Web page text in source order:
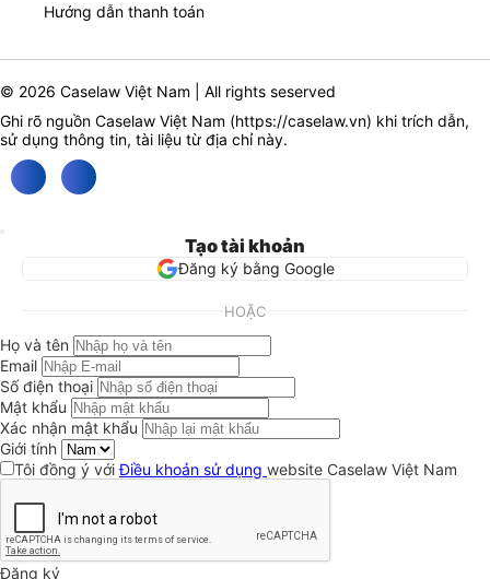
Hướng dẫn thanh toán
© 2026 Caselaw Việt Nam | All rights seserved
Ghi rõ nguồn Caselaw Việt Nam (https://caselaw.vn) khi trích dẫn,
sử dụng thông tin, tài liệu từ địa chỉ này.
Tạo tài khoản
Đăng ký bằng Google
HOẶC
Họ và tên
Email
Số điện thoại
Mật khẩu
Xác nhận mật khẩu
Giới tính
Tôi đồng ý vớiĐiều khoản sử dụng website Caselaw Việt Nam
Đăng ký